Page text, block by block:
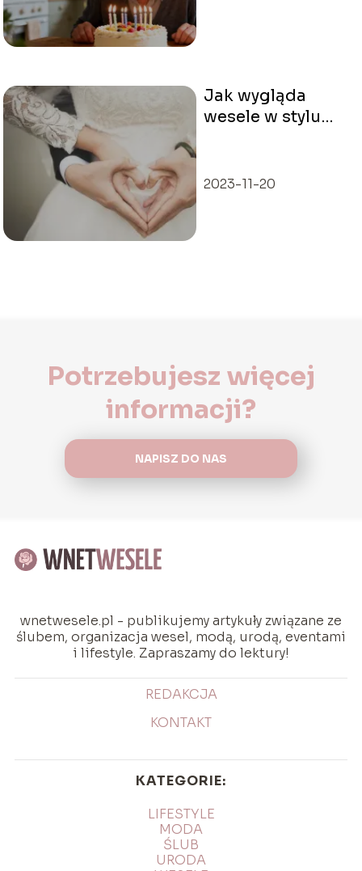
Jak wygląda
wesele w stylu
2023-11-20
Potrzebujesz więcej
informacji?
NAPISZ DO NAS
wnetwesele.pl - publikujemy artykuły związane ze
ślubem, organizacja wesel, modą, urodą, eventami
i lifestyle. Zapraszamy do lektury!
REDAKCJA
KONTAKT
KATEGORIE:
LIFESTYLE
MODA
ŚLUB
URODA